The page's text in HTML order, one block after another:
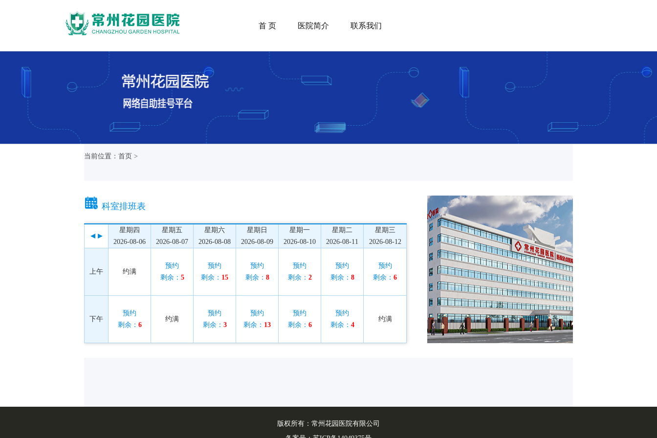
首 页 医院简介 联系我们
当前位置：首页 >
科室排班表
星期四
2026-08-06
星期五
2026-08-07
星期六
2026-08-08
星期日
2026-08-09
星期一
2026-08-10
星期二
2026-08-11
星期三
2026-08-12
上午 约满
预约
剩余： 5
预约
剩余： 15
预约
剩余： 8
预约
剩余： 2
预约
剩余： 8
预约
剩余： 6
下午
预约
剩余： 6
约满
预约
剩余： 3
预约
剩余： 13
预约
剩余： 6
预约
剩余： 4
约满
版权所有：常州花园医院有限公司